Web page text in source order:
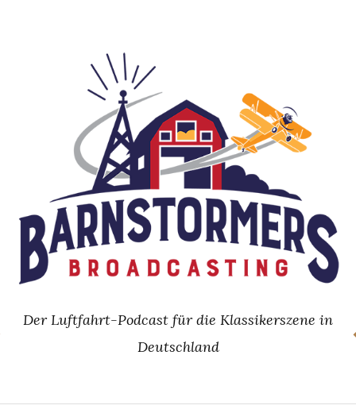
Der Luftfahrt-Podcast für die Klassikerszene in
Deutschland